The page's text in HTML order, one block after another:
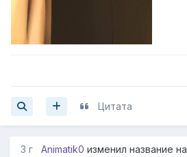
Цитата
3 г Animatik0 изменил название на